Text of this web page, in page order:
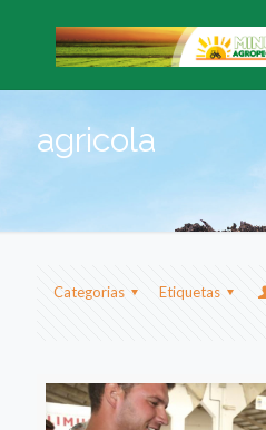
agricola
Categorias Etiquetas